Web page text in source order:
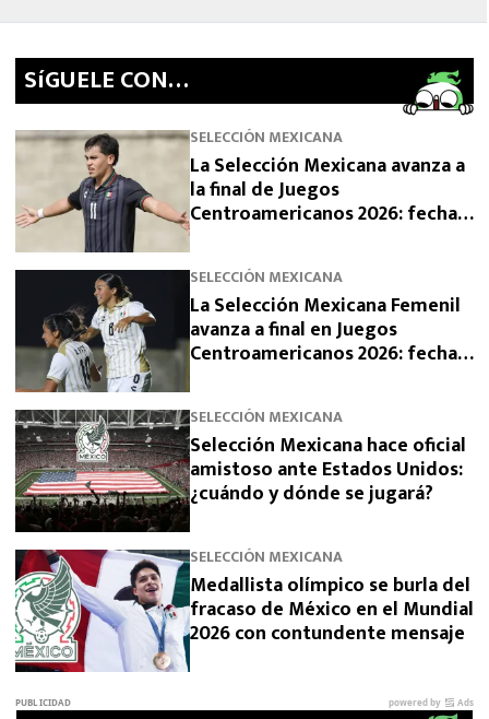
SíGUELE CON…
SELECCIÓN MEXICANA
La Selección Mexicana avanza a
la final de Juegos
Centroamericanos 2026: fecha,
SELECCIÓN MEXICANA
La Selección Mexicana Femenil
avanza a final en Juegos
Centroamericanos 2026: fecha,
SELECCIÓN MEXICANA
Selección Mexicana hace oficial
amistoso ante Estados Unidos:
¿cuándo y dónde se jugará?
SELECCIÓN MEXICANA
Medallista olímpico se burla del
fracaso de México en el Mundial
2026 con contundente mensaje